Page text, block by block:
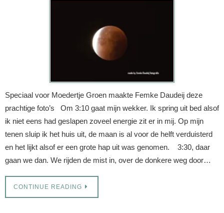
Speciaal voor Moedertje Groen maakte Femke Daudeij deze
prachtige foto’s Om 3:10 gaat mijn wekker. Ik spring uit bed alsof
ik niet eens had geslapen zoveel energie zit er in mij. Op mijn
tenen sluip ik het huis uit, de maan is al voor de helft verduisterd
en het lijkt alsof er een grote hap uit was genomen. 3:30, daar
gaan we dan. We rijden de mist in, over de donkere weg door…
CONTINUE READING